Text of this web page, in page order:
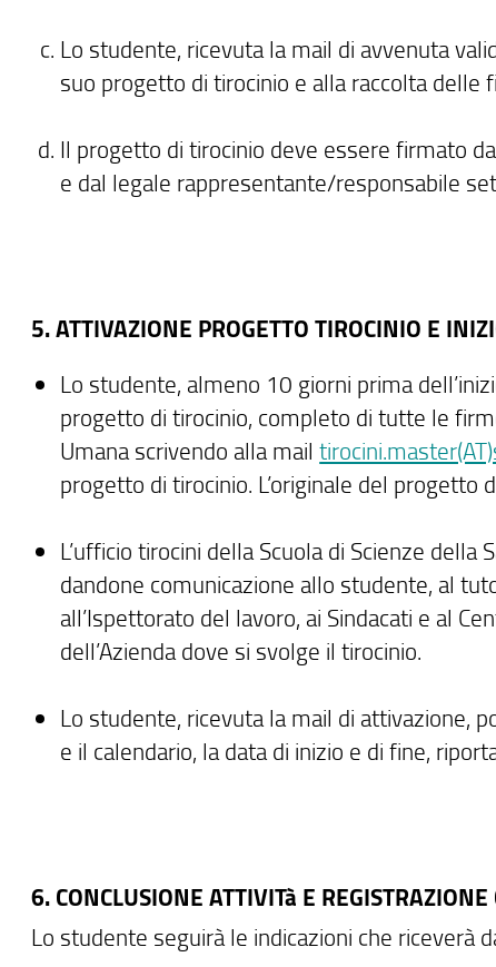
Lo studente, ricevuta la mail di avvenuta
suo progetto di tirocinio e alla raccolta delle
Il progetto di tirocinio deve essere firmato
e dal legale rappresentante/responsabile
5. ATTIVAZIONE PROGETTO TIROCINIO E
Lo studente, almeno 10 giorni prima
progetto di tirocinio, completo di tutte le
Umana scrivendo alla mail
progetto di tirocinio. L’originale del
L’ufficio tirocini della Scuola di Scienze
dandone comunicazione allo studente, al
all’Ispettorato del lavoro, ai Sindacati e al
dell’Azienda dove si svolge il tirocinio.
Lo studente, ricevuta la mail di attivazione,
e il calendario, la data di inizio e di fine,
6. CONCLUSIONE ATTIVITà E
Lo studente seguirà le indicazioni che riceverà